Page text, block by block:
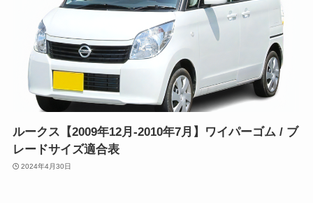
ルークス【2009年12月-2010年7月】ワイパーゴム / ブ
レードサイズ適合表
2024年4月30日